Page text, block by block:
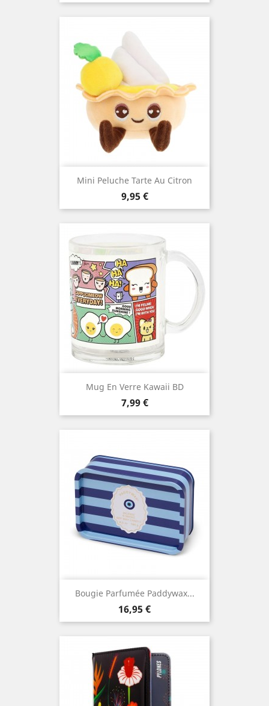
Mini Peluche Tarte Au Citron
Prix
9,95 €
Mug En Verre Kawaii BD
Prix
7,99 €
Bougie Parfumée Paddywax...
Prix
16,95 €